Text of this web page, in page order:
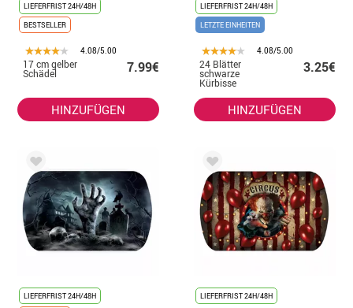
LIEFERFRIST 24H/48H
BESTSELLER
4.08/5.00
17 cm gelber
Schädel 7.99€
HINZUFÜGEN
LIEFERFRIST 24H/48H
LETZTE EINHEITEN
4.08/5.00
24 Blätter
schwarze
Kürbisse
3.25€
HINZUFÜGEN
LIEFERFRIST 24H/48H
LIEFERFRIST 24H/48H